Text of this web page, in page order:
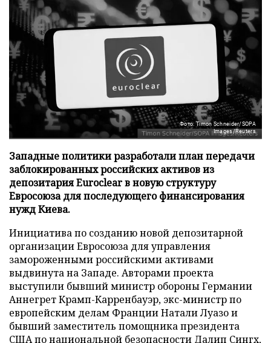
Фото: Timon Schneider/SOPA
Images/Reuters
Западные политики разработали план передачи
заблокированных российских активов из
депозитария Euroclear в новую структуру
Евросоюза для последующего финансирования
нужд Киева.
Инициатива по созданию новой депозитарной
организации Евросоюза для управления
замороженными российскими активами
выдвинута на Западе. Авторами проекта
выступили бывший министр обороны Германии
Аннегрет Крамп-Карренбауэр, экс-министр по
европейским делам Франции Натали Луазо и
бывший заместитель помощника президента
США по национальной безопасности Далип Сингх,